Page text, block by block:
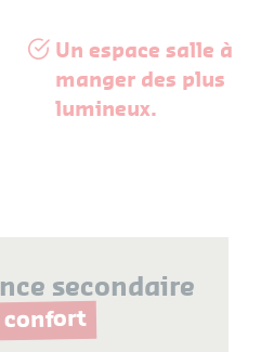
Un espace salle à
manger des plus
lumineux.
secondaire